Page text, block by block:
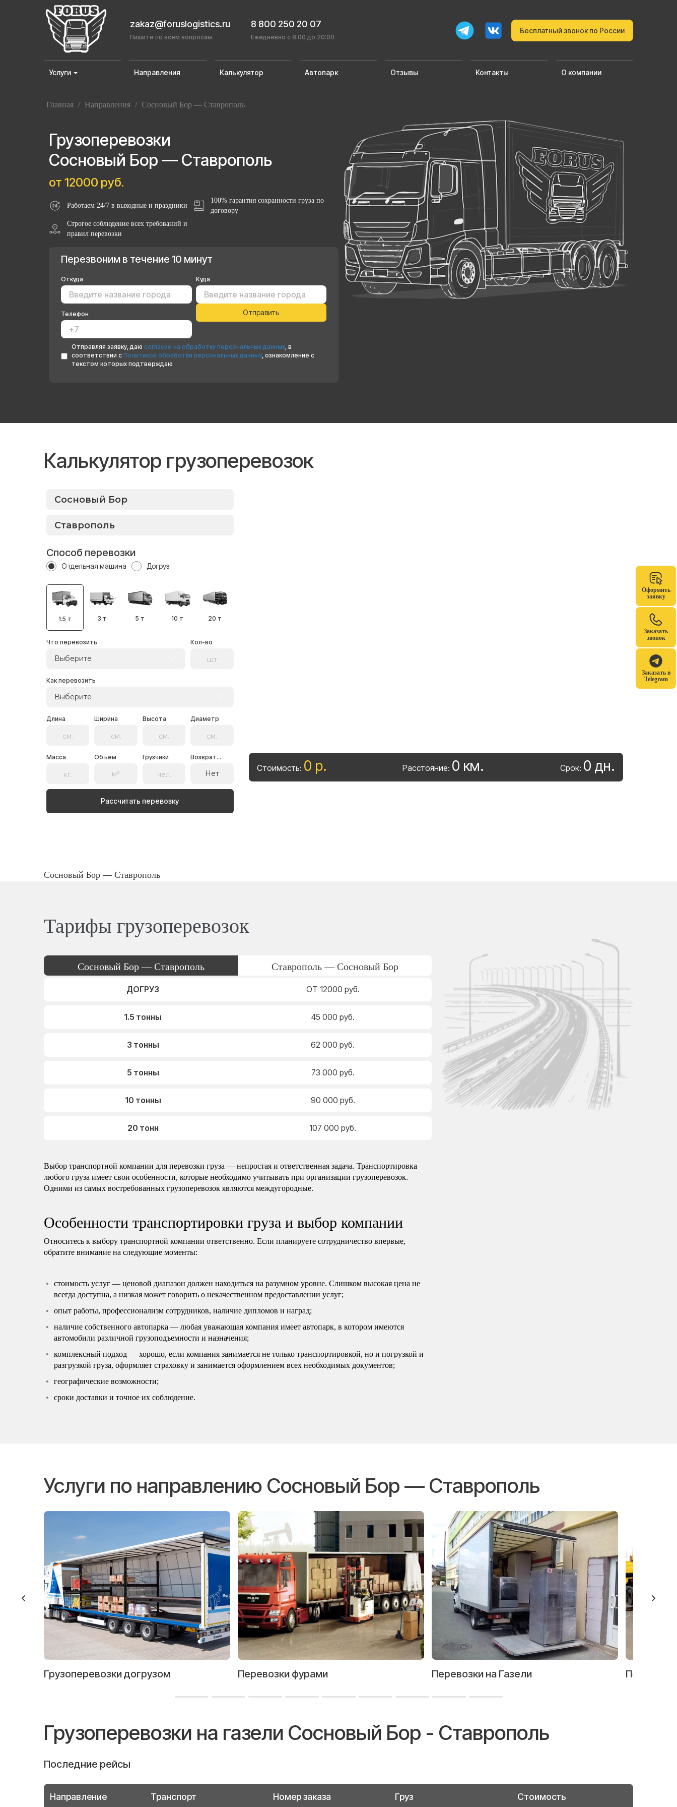
Оформить
заявку
Заказать
звонок
Заказать в
Telegram
zakaz@foruslogistics.ru
Пишите по всем вопросам
8 800 250 20 07
Ежедневно с 8:00 до 20:00
Бесплатный звонок по России
Услуги Направления Калькулятор Автопарк Отзывы Контакты О компании
Главная / Направления / Сосновый Бор — Ставрополь
Грузоперевозки
Сосновый Бор — Ставрополь
от 12000 руб.
Работаем 24/7 в выходные и праздники
100% гарантия сохранности груза по
договору
Строгое соблюдение всех требований и
правил перевозки
Перезвоним в течение 10 минут
Откуда Куда
Телефон
Отправляя заявку, даю согласие на обработку персональных данных, в
соответствии с Политикой обработки персональных данных, ознакомление с
текстом которых подтверждаю
Калькулятор грузоперевозок
Способ перевозки
Отдельная машина Догруз
1.5 т 3 т 5 т 10 т 20 т
Что перевозить
Выберите
Кол-во
Как перевозить
Выберите
Длина Ширина Высота Диаметр
Масса Объем Грузчики Возврат...
Нет
Рассчитать перевозку
Стоимость: 0 р. Расстояние: 0 км. Срок: 0 дн.
Сосновый Бор — Ставрополь
Тарифы грузоперевозок
Сосновый Бор — Ставрополь Ставрополь — Сосновый Бор
ДОГРУЗ ОТ 12000 руб.
1.5 тонны 45 000 руб.
3 тонны 62 000 руб.
5 тонны 73 000 руб.
10 тонны 90 000 руб.
20 тонн 107 000 руб.
Выбор транспортной компании для перевозки груза — непростая и ответственная задача. Транспортировка
любого груза имеет свои особенности, которые необходимо учитывать при организации грузоперевозок.
Одними из самых востребованных грузоперевозок являются междугородные.
Особенности транспортировки груза и выбор компании
Относитесь к выбору транспортной компании ответственно. Если планируете сотрудничество впервые,
обратите внимание на следующие моменты:
стоимость услуг — ценовой диапазон должен находиться на разумном уровне. Слишком высокая цена не
всегда доступна, а низкая может говорить о некачественном предоставлении услуг;
опыт работы, профессионализм сотрудников, наличие дипломов и наград;
наличие собственного автопарка — любая уважающая компания имеет автопарк, в котором имеются
автомобили различной грузоподъемности и назначения;
комплексный подход — хорошо, если компания занимается не только транспортировкой, но и погрузкой и
разгрузкой груза, оформляет страховку и занимается оформлением всех необходимых документов;
географические возможности;
сроки доставки и точное их соблюдение.
Услуги по направлению Сосновый Бор — Ставрополь
Грузоперевозки догрузом Перевозки фурами Перевозки на Газели
Грузоперевозки на газели Сосновый Бор - Ставрополь
Последние рейсы
Направление Транспорт Номер заказа Груз Стоимость